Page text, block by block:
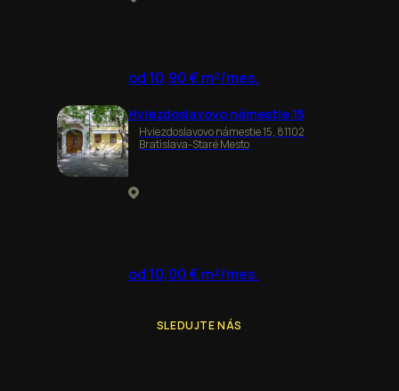
od 10,90 € m²/mes.
Hviezdoslavovo námestie 15
Hviezdoslavovo námestie 15, 81102
Bratislava-Staré Mesto
od 10,00 € m²/mes.
SLEDUJTE NÁS